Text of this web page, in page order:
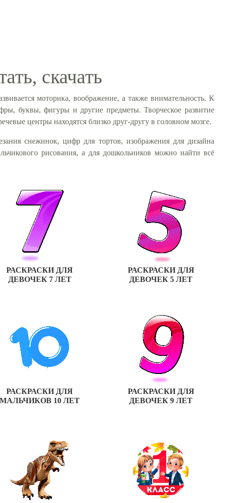
скачать
моторика, воображение, а также внимательность. К
буквы, фигуры и другие предметы. Творческое развитие
центры находятся близко друг-другу в головном мозге.
снежинок, цифр для тортов, изображения для дизайна
рисования, а для дошкольников можно найти всё
РАСКРАСКИ ДЛЯ
ДЕВОЧЕК 7 ЛЕТ
РАСКРАСКИ ДЛЯ
ДЕВОЧЕК 5 ЛЕТ
РАСКРАСКИ ДЛЯ
МАЛЬЧИКОВ 10 ЛЕТ
РАСКРАСКИ ДЛЯ
ДЕВОЧЕК 9 ЛЕТ